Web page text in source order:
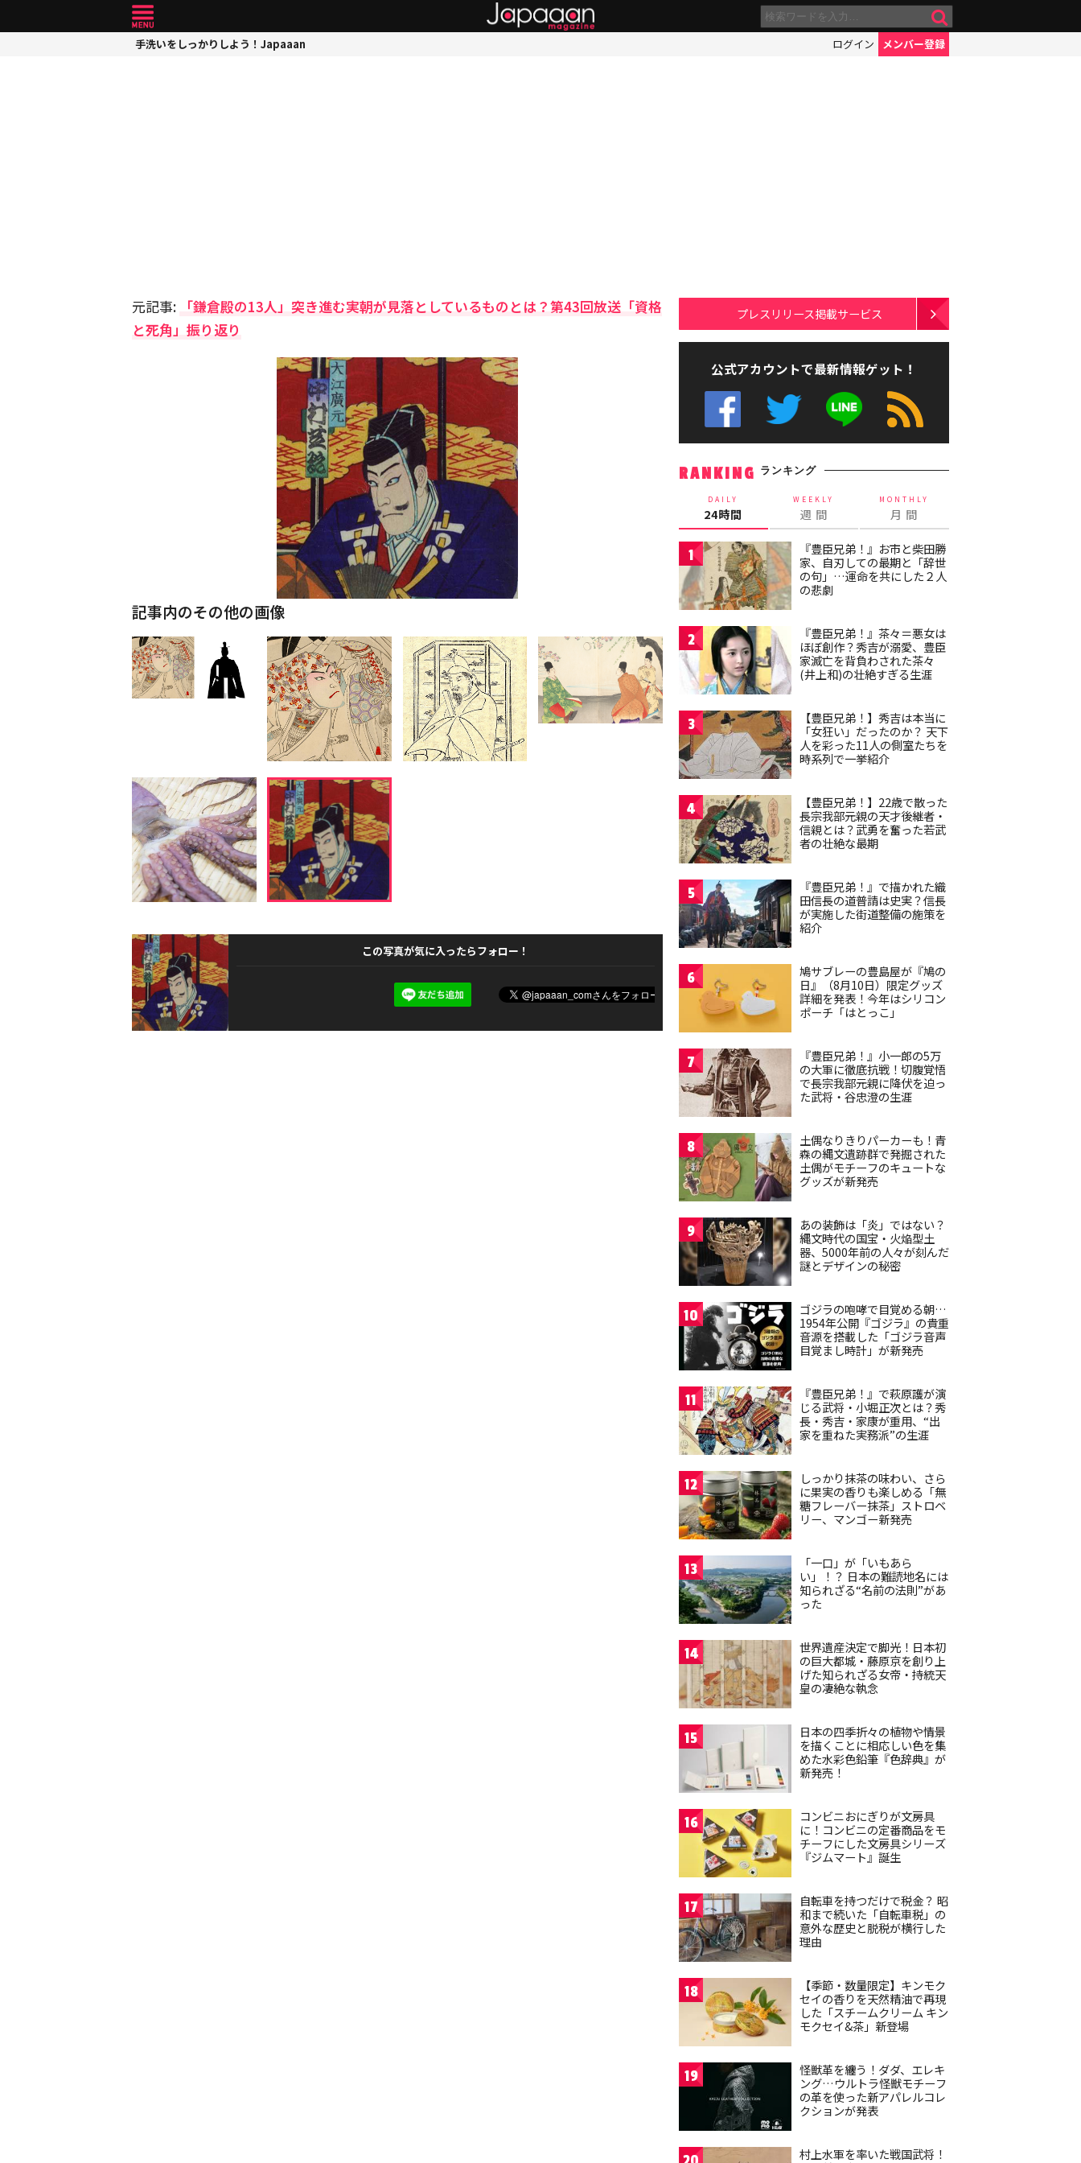
手洗いをしっかりしよう！Japaaan ログイン メンバー登録
元記事: 「鎌倉殿の13人」突き進む実朝が見落としているものとは？第43回放送「資格
と死角」振り返り
記事内のその他の画像
この写真が気に入ったらフォロー！
プレスリリース掲載サービス
公式アカウントで最新情報ゲット！
RANKING ランキング
DAILY
24時間
WEEKLY
週 間
MONTHLY
月 間
1
『豊臣兄弟！』お市と柴田勝
家、自刃しての最期と「辞世
の句」…運命を共にした２人
の悲劇
2
『豊臣兄弟！』茶々＝悪女は
ほぼ創作？秀吉が溺愛、豊臣
家滅亡を背負わされた茶々
(井上和)の壮絶すぎる生涯
3
【豊臣兄弟！】秀吉は本当に
「女狂い」だったのか？ 天下
人を彩った11人の側室たちを
時系列で一挙紹介
4
【豊臣兄弟！】22歳で散った
長宗我部元親の天才後継者・
信親とは？武勇を奮った若武
者の壮絶な最期
5
『豊臣兄弟！』で描かれた織
田信長の道普請は史実？信長
が実施した街道整備の施策を
紹介
6
鳩サブレーの豊島屋が『鳩の
日』（8月10日）限定グッズ
詳細を発表！今年はシリコン
ポーチ「はとっこ」
7
『豊臣兄弟！』小一郎の5万
の大軍に徹底抗戦！切腹覚悟
で長宗我部元親に降伏を迫っ
た武将・谷忠澄の生涯
8
土偶なりきりパーカーも！青
森の縄文遺跡群で発掘された
土偶がモチーフのキュートな
グッズが新発売
9
あの装飾は「炎」ではない？
縄文時代の国宝・火焔型土
器、5000年前の人々が刻んだ
謎とデザインの秘密
10
ゴジラの咆哮で目覚める朝…
1954年公開『ゴジラ』の貴重
音源を搭載した「ゴジラ音声
目覚まし時計」が新発売
11
『豊臣兄弟！』で萩原護が演
じる武将・小堀正次とは？秀
長・秀吉・家康が重用、“出
家を重ねた実務派”の生涯
12
しっかり抹茶の味わい、さら
に果実の香りも楽しめる「無
糖フレーバー抹茶」ストロベ
リー、マンゴー新発売
13
「一口」が「いもあら
い」！？ 日本の難読地名には
知られざる“名前の法則”があ
った
14
世界遺産決定で脚光！日本初
の巨大都城・藤原京を創り上
げた知られざる女帝・持統天
皇の凄絶な執念
15
日本の四季折々の植物や情景
を描くことに相応しい色を集
めた水彩色鉛筆『色辞典』が
新発売！
16
コンビニおにぎりが文房具
に！コンビニの定番商品をモ
チーフにした文房具シリーズ
『ジムマート』誕生
17
自転車を持つだけで税金？ 昭
和まで続いた「自転車税」の
意外な歴史と脱税が横行した
理由
18
【季節・数量限定】キンモク
セイの香りを天然精油で再現
した「スチームクリーム キン
モクセイ&茶」新登場
19
怪獣革を纏う！ダダ、エレキ
ング…ウルトラ怪獣モチーフ
の革を使った新アパレルコレ
クションが発表
村上水軍を率いた戦国武将！